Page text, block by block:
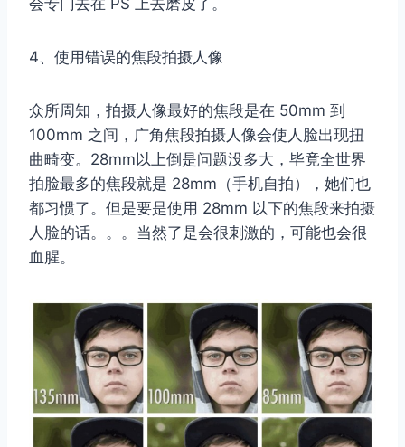
会专门去在 PS 上去磨皮了。
4、使用错误的焦段拍摄人像
众所周知，拍摄人像最好的焦段是在 50mm 到
100mm 之间，广角焦段拍摄人像会使人脸出现扭
曲畸变。28mm以上倒是问题没多大，毕竟全世界
拍脸最多的焦段就是 28mm（手机自拍），她们也
都习惯了。但是要是使用 28mm 以下的焦段来拍摄
人脸的话。。。当然了是会很刺激的，可能也会很
血腥。